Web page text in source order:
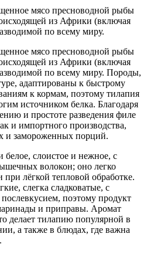
мясо пресноводной рыбы
из Африки (включая
по всему миру.
мясо пресноводной рыбы
из Африки (включая
по всему миру. Породы,
адаптированы к быстрому
к кормам, поэтому тилапия
источником белка. Благодаря
и простоте разведения филе
и импортного производства,
и замороженных порций.
белое, слоистое и нежное, с
волокон; оно легко
при лёгкой тепловой обработке.
слегка сладковатые, с
поэтому продукт
и приправы. Аромат
делает тилапию популярной в
а также в блюдах, где важна